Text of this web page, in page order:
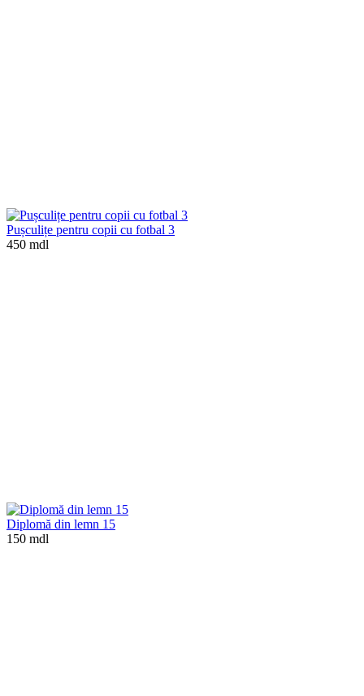
Pușculițe pentru copii cu fotbal 3
450 mdl
Diplomă din lemn 15
150 mdl